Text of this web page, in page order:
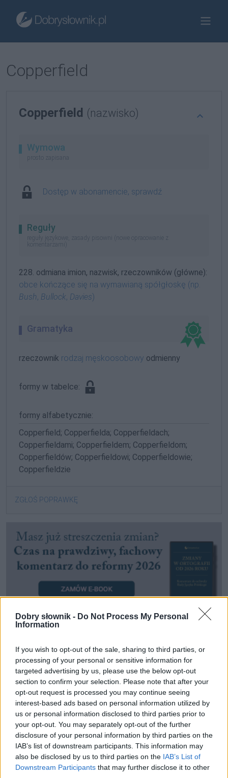
Dobry słownik - Do Not Process My Personal
Information
If you wish to opt-out of the sale, sharing to third parties, or
processing of your personal or sensitive information for
targeted advertising by us, please use the below opt-out
section to confirm your selection. Please note that after your
opt-out request is processed you may continue seeing
interest-based ads based on personal information utilized by
us or personal information disclosed to third parties prior to
your opt-out. You may separately opt-out of the further
disclosure of your personal information by third parties on the
IAB’s list of downstream participants. This information may
also be disclosed by us to third parties on the IAB’s List of
Downstream Participants that may further disclose it to other
Copperfield
Copperfield (nazwisko)
Wymowa
prosto zapisana
Dostęp w abonamencie, sprawdź
Reguły
reguły językowe, zasady pisowni (nowe opracowanie z
komentarzami)
228. odmiana imion, nazwisk, rzeczowników (główne):
obce kończące się na wymawianą spółgłoskę (np.
Bush, Bullock, Davies)
Gramatyka
rzeczownik rodzaj męskoosobowy odmienny
formy w tabelce:
formy alfabetycznie:
Copperfield; Copperfielda; Copperfieldach;
Copperfieldami; Copperfieldem; Copperfieldom;
Copperfieldów; Copperfieldowi; Copperfieldowie;
Copperfieldzie
ZGŁOŚ POPRAWKĘ
Pozostały wątpliwości? Brakuje czegoś w haśle?
Zobacz, co zyskują abonenci Dobrego słownika.
SPRAWDŹ
Często sprawdzane
Kilka wisien?
Aby dobrze pisać, należy…